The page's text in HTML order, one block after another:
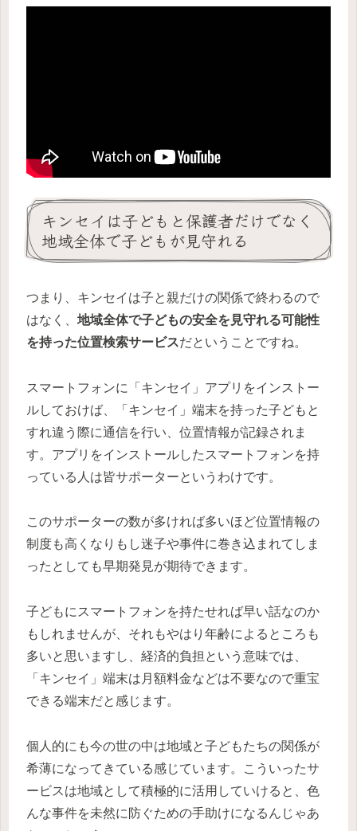
キンセイは子どもと保護者だけでなく
地域全体で子どもが見守れる
つまり、キンセイは子と親だけの関係で終わるので
はなく、 地域全体で子どもの安全を見守れる可能性
を持った位置検索サービスだということですね。
スマートフォンに「キンセイ」アプリをインストー
ルしておけば、「キンセイ」端末を持った子どもと
すれ違う際に通信を行い、位置情報が記録されま
す。アプリをインストールしたスマートフォンを持
っている人は皆サポーターというわけです。
このサポーターの数が多ければ多いほど位置情報の
制度も高くなりもし迷子や事件に巻き込まれてしま
ったとしても早期発見が期待できます。
子どもにスマートフォンを持たせれば早い話なのか
もしれませんが、それもやはり年齢によるところも
多いと思いますし、経済的負担という意味では、
「キンセイ」端末は月額料金などは不要なので重宝
できる端末だと感じます。
個人的にも今の世の中は地域と子どもたちの関係が
希薄になってきている感じています。こういったサ
ービスは地域として積極的に活用していけると、色
んな事件を未然に防ぐための手助けになるんじゃあ